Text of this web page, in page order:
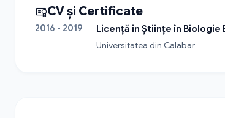
CV și Certificate
2016 - 2019
Licență în Științe în Biologie
Universitatea din Calabar